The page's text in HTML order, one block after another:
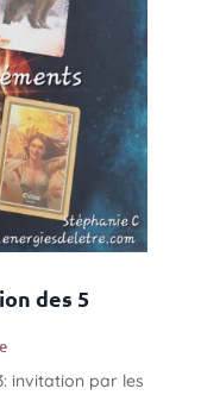
des 5
invitation par les